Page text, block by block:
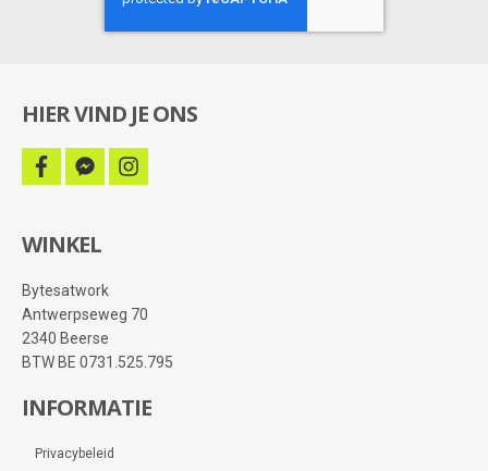
HIER VIND JE ONS
facebook
facebook-
messenger
instagram
WINKEL
Bytesatwork
Antwerpseweg 70
2340 Beerse
BTW BE 0731.525.795
INFORMATIE
Privacybeleid